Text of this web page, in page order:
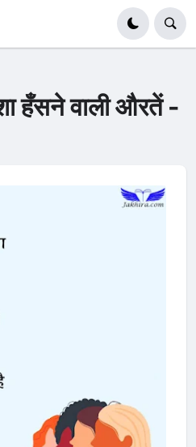
हँसने वाली औरतें -